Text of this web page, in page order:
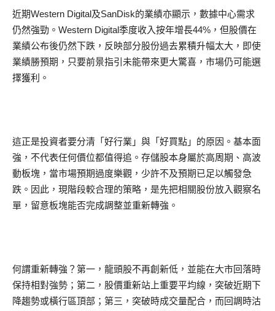
近期Western Digital及SanDisk的業績亦顯示，數據中心需求
仍然強勁。Western Digital季度收入按年增長44%，但股價在
業績公布後仍然下跌，反映部分股份過去累積升幅太大，即使
業績勝預期，只要前景指引未能帶來更大驚喜，市場仍可能選
擇獲利。
這正是投資者要分清「好行業」與「好買點」的原因。基本面
強，不代表任何價位都值得追。存儲股本身屬於高周期、高波
動板塊，當市場預期過度樂觀，少許不及預期已足以觸發急
跌。因此，現階段較合理的策略，是先把相關股份放入觀察名
單，留意板塊能否完成調整並重新轉強。
何謂重新轉強？第一，龍頭股不再創新低，並能在大市回落時
保持相對強勢；第二，股價重新站上重要平均線，突破近期下
降趨勢或橫行區頂部；第三，突破時成交量配合，而回調時沽